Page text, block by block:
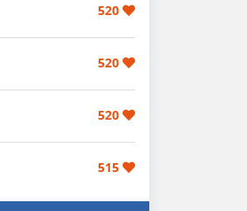
520
520
520
515